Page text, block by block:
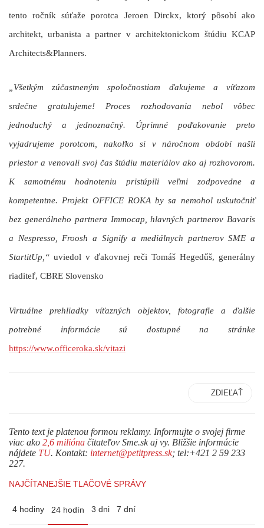
tento ročník súťaže porotca Jeroen Dirckx, ktorý pôsobí ako
architekt, urbanista a partner v architektonickom štúdiu KCAP
Architects&Planners.
„Všetkým zúčastneným spoločnostiam ďakujeme a víťazom
srdečne gratulujeme! Proces rozhodovania nebol vôbec
jednoduchý a jednoznačný. Úprimné poďakovanie preto
vyjadrujeme porotcom, nakoľko si v náročnom období našli
priestor a venovali svoj čas štúdiu materiálov ako aj rozhovorom.
K samotnému hodnoteniu pristúpili veľmi zodpovedne a
kompetentne. Projekt OFFICE ROKA by sa nemohol uskutočniť
bez generálneho partnera Immocap, hlavných partnerov Bavaris
a Nespresso, Froosh a Signify a mediálnych partnerov SME a
StartitUp,“ uviedol v ďakovnej reči Tomáš Hegedűš, generálny
riaditeľ, CBRE Slovensko
Virtuálne prehliadky víťazných objektov, fotografie a ďalšie
potrebné informácie sú dostupné na stránke
https://www.officeroka.sk/vitazi
ZDIEĽAŤ
Tento text je platenou formou reklamy. Informujte o svojej firme
viac ako 2,6 milióna čitateľov Sme.sk aj vy. Bližšie informácie
nájdete TU. Kontakt: internet@petitpress.sk; tel:+421 2 59 233
227.
NAJČÍTANEJŠIE TLAČOVÉ SPRÁVY
4 hodiny 24 hodín 3 dni 7 dní